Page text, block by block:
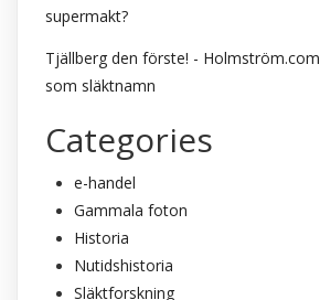
supermakt?
Tjällberg den förste! - Holmström.com
som släktnamn
Categories
e-handel
Gammala foton
Historia
Nutidshistoria
Släktforskning